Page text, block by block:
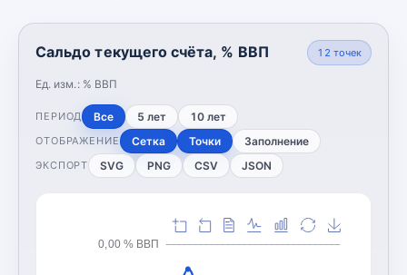
Сальдо текущего счёта, % ВВП
Ед. изм.: % ВВП
12 точек
ПЕРИОД Все 5 лет 10 лет
ОТОБРАЖЕНИЕ Сетка Точки Заполнение
ЭКСПОРТ SVG PNG CSV JSON
0,00 % ВВП